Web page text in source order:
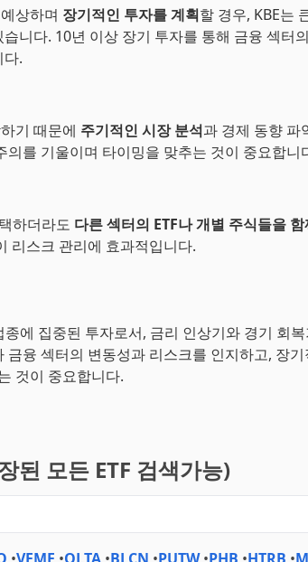
상하며 장기적인 투자를 계획할 경우, KBE는
니다. 10년 이상 장기 투자를 통해 금융 섹터
다.
기 때문에 주기적인 시장 분석과 경제 동향 파
의를 기울이며 타이밍을 맞추는 것이 중요합니
하더라도 다른 섹터의 ETF나 개별 주식들을
리스크 관리에 효과적입니다.
종에 집중된 투자로서, 금리 인상기와 경기 회
금융 섹터의 변동성과 리스크를 인지하고, 장
것이 중요합니다.
된 모든 ETF 검색가능)